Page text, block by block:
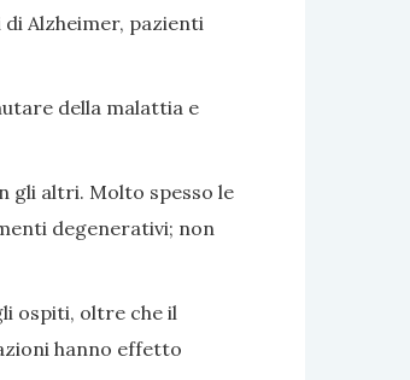
Alzheimer, pazienti
della malattia e
gli altri. Molto spesso le
degenerativi; non
ospiti, oltre che il
hanno effetto